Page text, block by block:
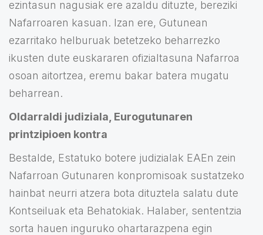
ezintasun nagusiak ere azaldu dituzte, bereziki
Nafarroaren kasuan. Izan ere, Gutunean
ezarritako helburuak betetzeko beharrezko
ikusten dute euskararen ofizialtasuna Nafarroa
osoan aitortzea, eremu bakar batera mugatu
beharrean.
Oldarraldi judiziala, Eurogutunaren
printzipioen kontra
Bestalde, Estatuko botere judizialak EAEn zein
Nafarroan Gutunaren konpromisoak sustatzeko
hainbat neurri atzera bota dituztela salatu dute
Kontseiluak eta Behatokiak. Halaber, sententzia
sorta hauen inguruko ohartarazpena egin